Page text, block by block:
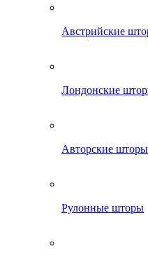
Австрийские
Лондонские
Авторские шторы
Рулонные шторы